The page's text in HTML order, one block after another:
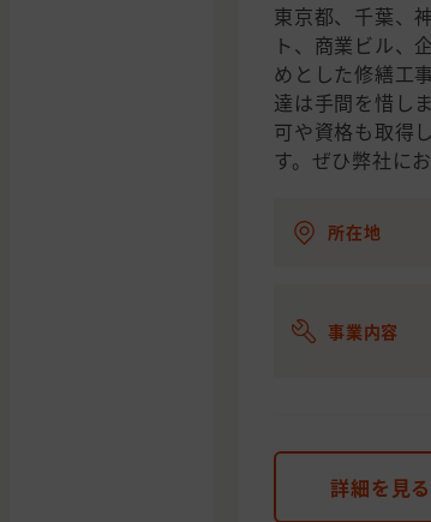
東京都、千葉、
ト、商業ビル、
めとした修繕工
達は手間を惜し
可や資格も取得
す。ぜひ弊社に
所在地
事業内容
詳細を見る